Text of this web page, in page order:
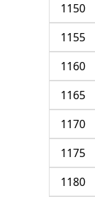
1150
1155
1160
1165
1170
1175
1180